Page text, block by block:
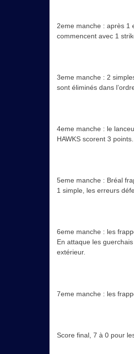
2eme manche : après 1
commencent avec 1
3eme manche : 2
sont éliminés dans
4eme manche : le
HAWKS scorent 3
5eme manche : Bréal
1 simple, les erreurs
6eme manche : les
En attaque les
extérieur.
7eme manche : les
Score final, 7 à 0 pour